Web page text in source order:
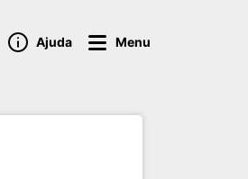
Ajuda Menu